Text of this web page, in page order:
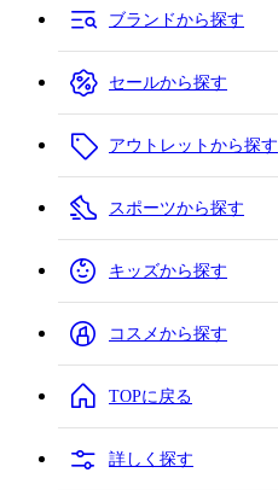
ブランドから探す
セールから探す
アウトレットから探す
スポーツから探す
キッズから探す
コスメから探す
TOPに戻る
詳しく探す